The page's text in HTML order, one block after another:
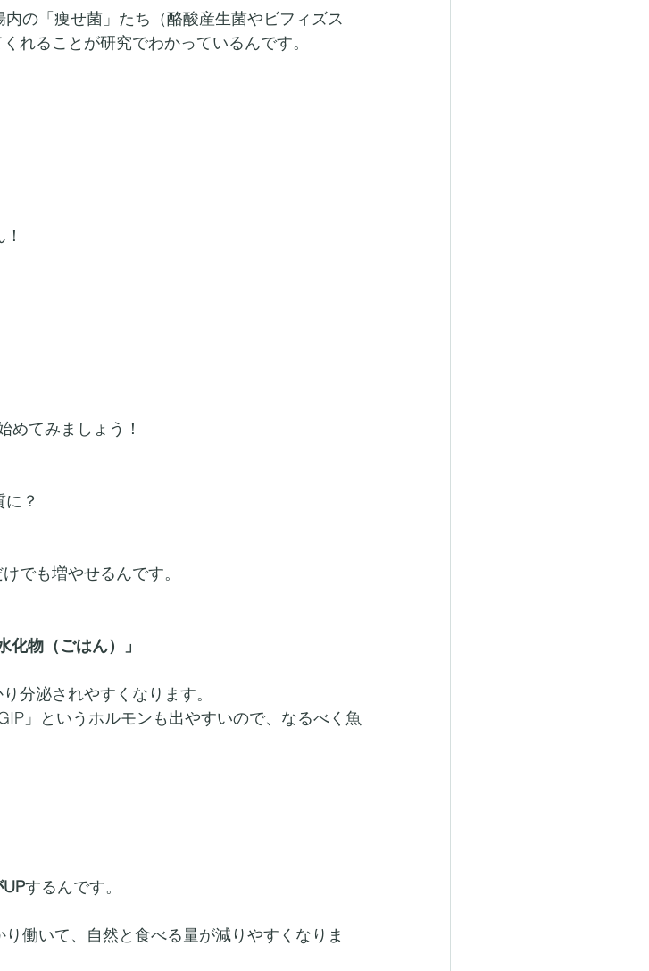
の「痩せ菌」たち（酪酸産生菌やビフィズス
れることが研究でわかっているんです。
めてみましょう！
？
でも増やせるんです。
物（ごはん）」
分泌されやすくなります。
」というホルモンも出やすいので、なるべく魚
するんです。
働いて、自然と食べる量が減りやすくなりま